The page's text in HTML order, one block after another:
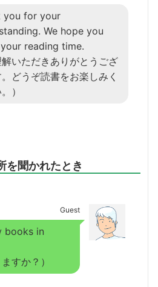
you for your
We hope you
reading time.
解いただきありがとうござ
どうぞ読書をお楽しみく
）
聞かれたとき
Guest
books in
すか？）